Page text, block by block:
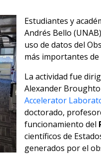
Estudiantes y
Andrés Bello
uso de datos del
más importantes
La actividad fue
Alexander
Accelerator
doctorado,
funcionamiento del
científicos de
generados por el